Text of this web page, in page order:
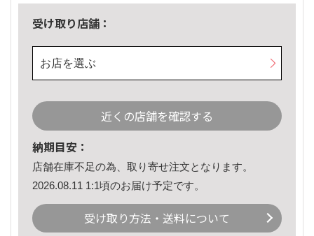
受け取り店舗：
お店を選ぶ
近くの店舗を確認する
納期目安：
店舗在庫不足の為、取り寄せ注文となります。
2026.08.11 1:1頃のお届け予定です。
受け取り方法・送料について